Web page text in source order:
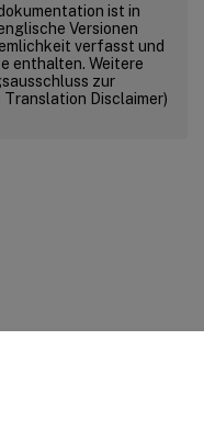
ist in
Versionen
verfasst und
enthalten. Weitere
zur
Disclaimer)